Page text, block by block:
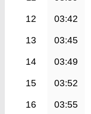
12 03:42
13 03:45
14 03:49
15 03:52
16 03:55